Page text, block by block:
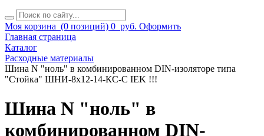
Моя корзина (0 позиций) 0 руб. Оформить
Главная страница
Каталог
Расходные материалы
Шина N "ноль" в комбинированном DIN-изоляторе типа
"Стойка" ШНИ-8х12-14-КС-С IEK !!!
Шина N "ноль" в
комбинированном DIN-